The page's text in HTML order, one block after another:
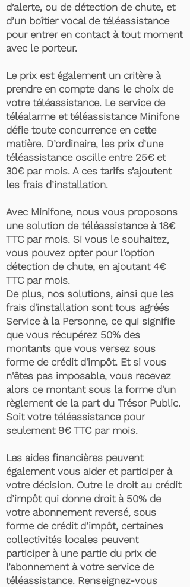
d’alerte, ou de détection de chute, et
d’un boîtier vocal de téléassistance
pour entrer en contact à tout moment
avec le porteur.
Le prix est également un critère à
prendre en compte dans le choix de
votre téléassistance. Le service de
téléalarme et téléassistance Minifone
défie toute concurrence en cette
matière. D’ordinaire, les prix d’une
téléassistance oscille entre 25€ et
30€ par mois. A ces tarifs s’ajoutent
les frais d’installation.
Avec Minifone, nous vous proposons
une solution de téléassistance à 18€
TTC par mois. Si vous le souhaitez,
vous pouvez opter pour l'option
détection de chute, en ajoutant 4€
TTC par mois.
De plus, nos solutions, ainsi que les
frais d'installation sont tous agréés
Service à la Personne, ce qui signifie
que vous récupérez 50% des
montants que vous versez sous
forme de crédit d'impôt. Et si vous
n'êtes pas imposable, vous recevez
alors ce montant sous la forme d'un
règlement de la part du Trésor Public.
Soit votre téléassistance pour
seulement 9€ TTC par mois.
Les aides financières peuvent
également vous aider et participer à
votre décision. Outre le droit au crédit
d’impôt qui donne droit à 50% de
votre abonnement reversé, sous
forme de crédit d’impôt, certaines
collectivités locales peuvent
participer à une partie du prix de
l’abonnement à votre service de
téléassistance. Renseignez-vous